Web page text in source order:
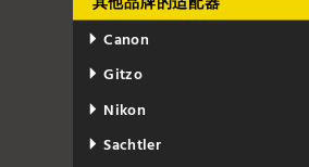
Canon
Gitzo
Nikon
Sachtler